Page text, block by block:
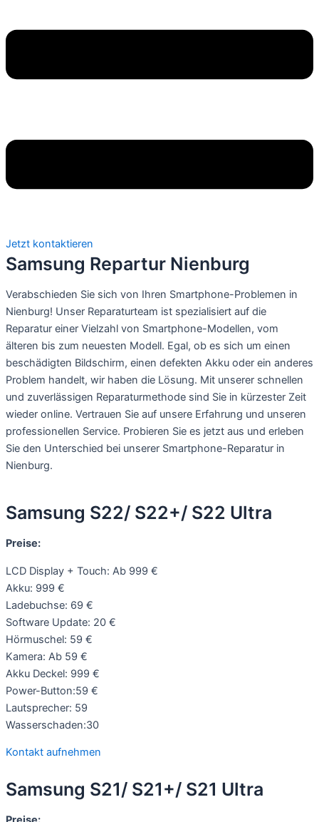
Jetzt kontaktieren
Samsung Repartur Nienburg
Verabschieden Sie sich von Ihren Smartphone-Problemen in
Nienburg! Unser Reparaturteam ist spezialisiert auf die
Reparatur einer Vielzahl von Smartphone-Modellen, vom
älteren bis zum neuesten Modell. Egal, ob es sich um einen
beschädigten Bildschirm, einen defekten Akku oder ein anderes
Problem handelt, wir haben die Lösung. Mit unserer schnellen
und zuverlässigen Reparaturmethode sind Sie in kürzester Zeit
wieder online. Vertrauen Sie auf unsere Erfahrung und unseren
professionellen Service. Probieren Sie es jetzt aus und erleben
Sie den Unterschied bei unserer Smartphone-Reparatur in
Nienburg.
Samsung S22/ S22+/ S22 Ultra
Preise:
LCD Display + Touch: Ab 999 €
Akku: 999 €
Ladebuchse: 69 €
Software Update: 20 €
Hörmuschel: 59 €
Kamera: Ab 59 €
Akku Deckel: 999 €
Power-Button:59 €
Lautsprecher: 59
Wasserschaden:30
Kontakt aufnehmen
Samsung S21/ S21+/ S21 Ultra